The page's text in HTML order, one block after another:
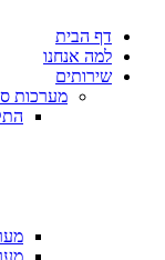
דף הבית
למה אנחנו
שירותים
מערכות